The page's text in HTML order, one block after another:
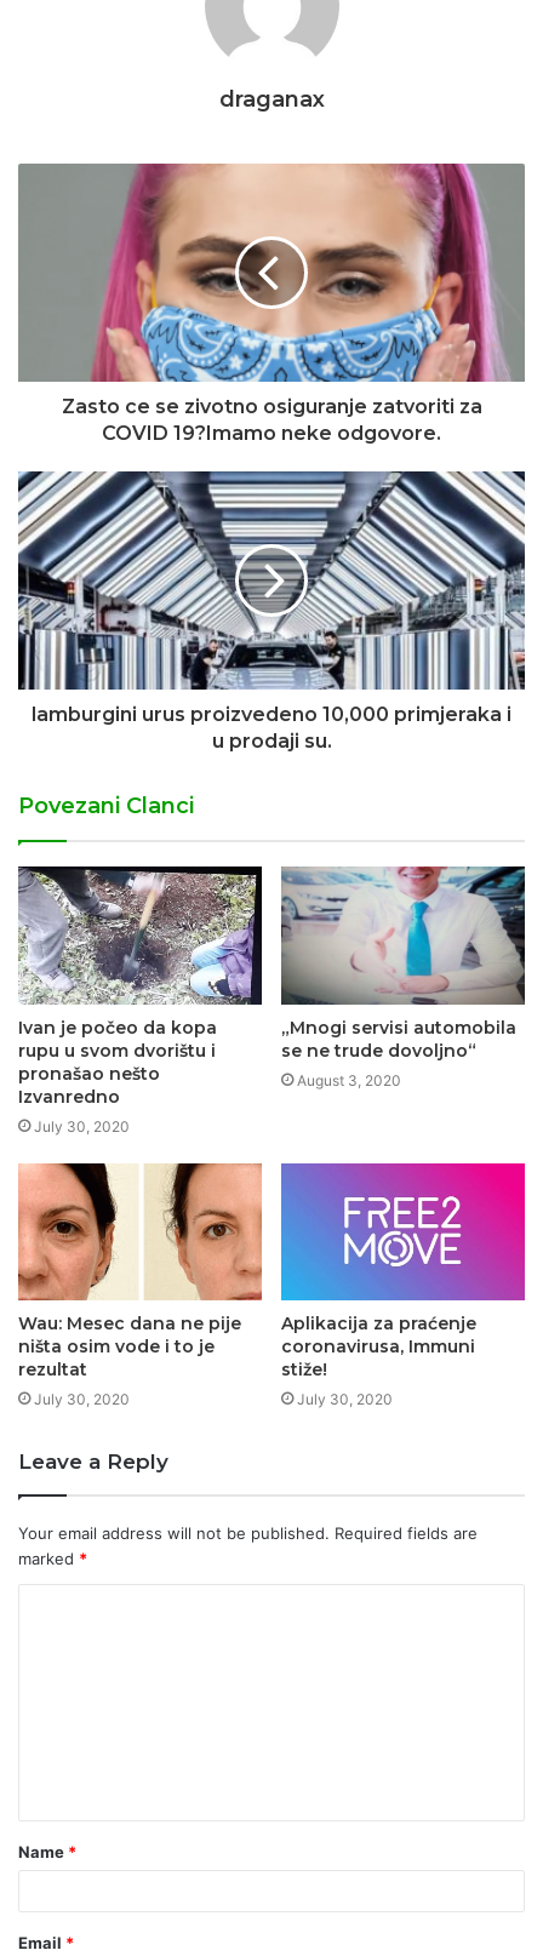
draganax
Zasto ce se zivotno osiguranje zatvoriti za
COVID 19?Imamo neke odgovore.
lamburgini urus proizvedeno 10,000 primjeraka i
u prodaji su.
Povezani Clanci
Ivan je počeo da kopa
rupu u svom dvorištu i
pronašao nešto
Izvanredno
July 30, 2020
„Mnogi servisi automobila
se ne trude dovoljno“
August 3, 2020
Wau: Mesec dana ne pije
ništa osim vode i to je
rezultat
July 30, 2020
Aplikacija za praćenje
coronavirusa, Immuni
stiže!
July 30, 2020
Leave a Reply
Your email address will not be published. Required fields are
marked *
t
*
Name *
Email *